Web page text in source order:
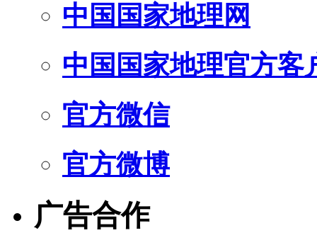
中国国家地理网
中国国家地理官方客
官方微信
官方微博
广告合作